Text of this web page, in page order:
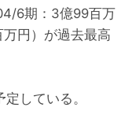
6期：3億99百万
円）が過去最高
している。